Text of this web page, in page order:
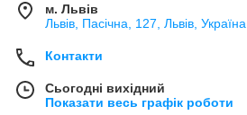
м. Львів
Львів, Пасічна, 127, Львів, Україна
Контакти
Сьогодні вихідний
Показати весь графік роботи